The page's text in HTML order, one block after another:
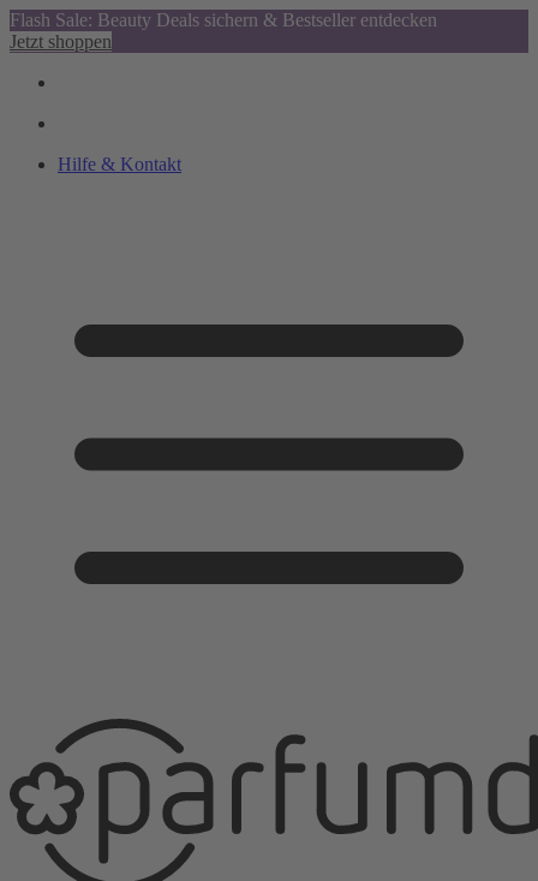
Flash Sale: Beauty Deals sichern & Bestseller entdecken
Jetzt shoppen
Hilfe & Kontakt